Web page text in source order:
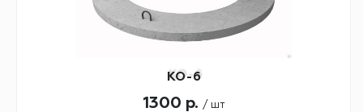
КО-6
1300 р. / шт